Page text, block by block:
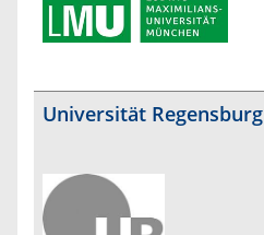
Universität Regensburg